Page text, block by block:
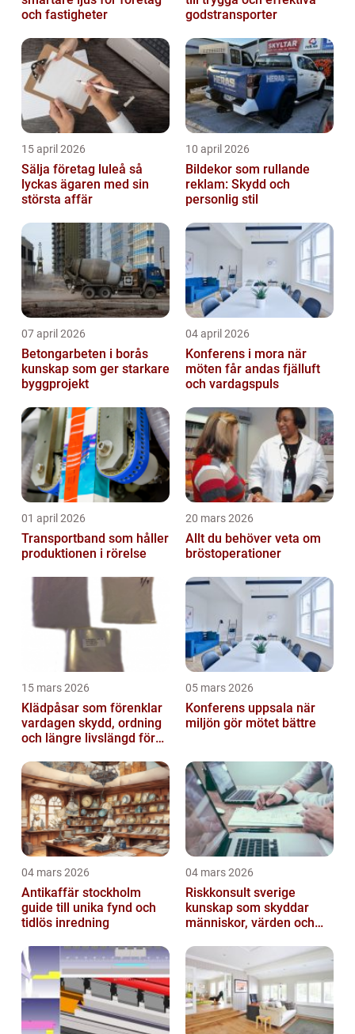
och fastigheter
godstransporter
15 april 2026
Sälja företag luleå så
lyckas ägaren med sin
största affär
10 april 2026
Bildekor som rullande
reklam: Skydd och
personlig stil
07 april 2026
Betongarbeten i borås
kunskap som ger starkare
byggprojekt
04 april 2026
Konferens i mora när
möten får andas fjälluft
och vardagspuls
01 april 2026
Transportband som håller
produktionen i rörelse
20 mars 2026
Allt du behöver veta om
bröstoperationer
15 mars 2026
Klädpåsar som förenklar
vardagen skydd, ordning
och längre livslängd för
05 mars 2026
Konferens uppsala när
miljön gör mötet bättre
04 mars 2026
Antikaffär stockholm
guide till unika fynd och
tidlös inredning
04 mars 2026
Riskkonsult sverige
kunskap som skyddar
människor, värden och